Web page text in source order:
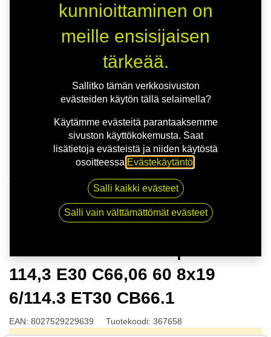
MSW 99 VAN M.BLK | 8X19 6-114,3 E30 C66,06 60
8x19 6/114.3 ET30 CB66.1
114,3 E30 C66,06 60 8x19
6/114.3 ET30 CB66.1
EAN: 8027529229639 Tuotekoodi: 367658
kunnioittaminen on
meille ensisijaisen
tärkeää.
Sallitko tämän verkkosivuston
evästeiden käytön tällä selaimella?
Käytämme evästeitä parantaaksemme
sivuston käyttökokemusta. Saat
lisätietoja evästeistä ja niiden käytöstä
osoitteessa Evästekäytäntö
Salli kaikki evästeet
Salli vain välttämättömät evästeet